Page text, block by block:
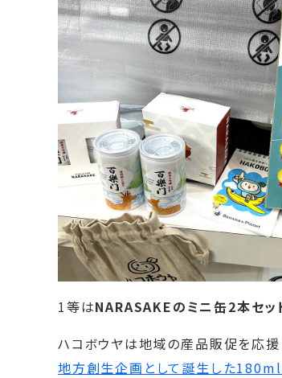
1等はNARASAKEのミニ缶2本セッ
ハコボウヤは地域の産品販促を応援
地方創生企画として誕生した